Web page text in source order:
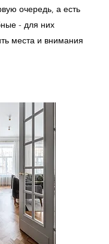
очередь, а есть
- для них
места и внимания